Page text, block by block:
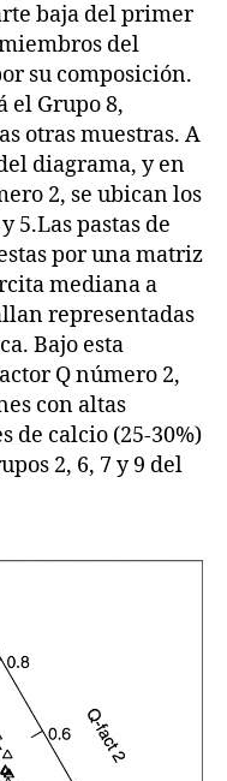
baja del primer
del
su composición.
el Grupo 8,
otras muestras. A
diagrama, y en
2, se ubican los
5.Las pastas de
por una matriz
mediana a
representadas
Bajo esta
Q número 2,
con altas
de calcio (25-30%)
2, 6, 7 y 9 del